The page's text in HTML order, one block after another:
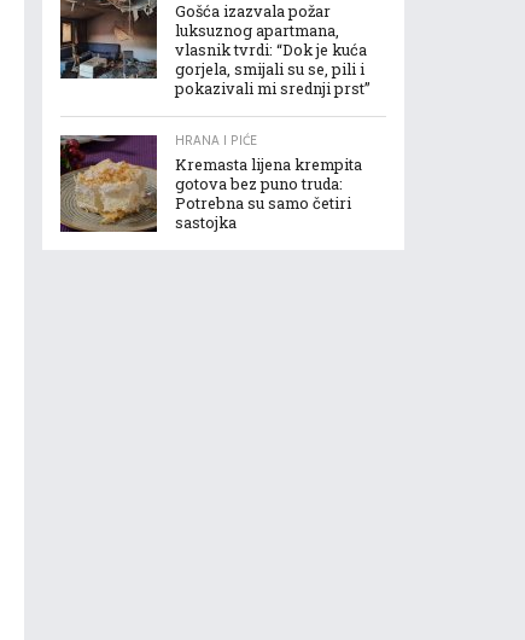
Gošća izazvala požar
luksuznog apartmana,
vlasnik tvrdi: “Dok je kuća
gorjela, smijali su se, pili i
pokazivali mi srednji prst”
HRANA I PIĆE
Kremasta lijena krempita
gotova bez puno truda:
Potrebna su samo četiri
sastojka